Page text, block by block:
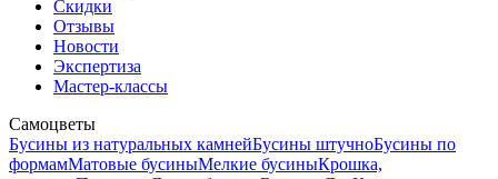
Скидки
Отзывы
Новости
Экспертиза
Мастер-классы
Самоцветы
Бусины из натуральных камнейБусины штучноБусины по
формамМатовые бусиныМелкие бусиныКрошка,